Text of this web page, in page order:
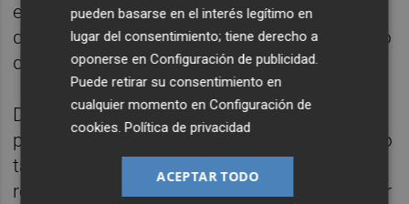
europea, con el propósito de avanzar en la
descarbonización industrial y sustituir el uso
de gas por fuentes energéticas limpias.
De manera paralela a la tramitación de la
planta de Onda, los promotores han activado
también el proyecto para la instalación de la
red de distribución que permitirá suministrar
pueden basarse en el interés legítimo en
lugar del consentimiento; tiene derecho a
oponerse enConfiguración de publicidad.
Puede retirar su consentimiento en
cualquier momento enConfiguración de
cookies.Política de privacidad
ACEPTAR TODO